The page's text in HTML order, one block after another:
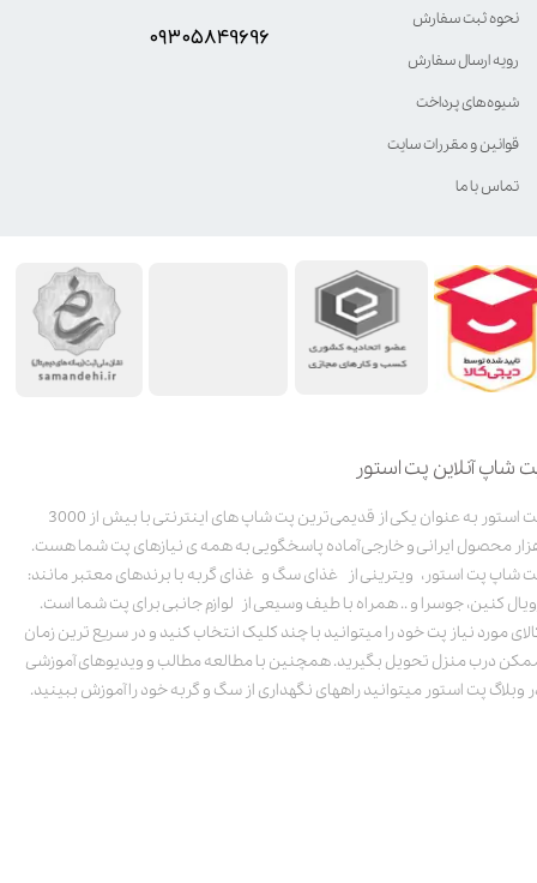
شاپ آنلاین پت استور
پت استور به عنوان یکی از قدیمی‌ترین پت شاپ های اینترنتی با بیش از 3000
محصول ایرانی و خارجی آماده پاسخگویی به همه ی نیازهای پت شما هست.
شاپ پت استور، ویترینی از غذای سگ و غذای گربه با برندهای معتبر مانند:
کنین، جوسرا و .. همراه با طیف وسیعی از لوازم جانبی برای پت شما است.
مورد نیاز پت خود را میتوانید با چند کلیک انتخاب کنید و در سریع ترین زمان
درب منزل تحویل بگیرید. همچنین با مطالعه مطالب و ویدیوهای آموزشی
وبلاگ پت استور میتوانید راههای نگهداری از سگ و گربه خود را آموزش ببینید.
نحوه ثبت سفارش
رویه ارسال سفارش
شیوه‌های پرداخت
قوانین و مقررات سایت
تماس با ما
۰۹۳۰۵8۴9696